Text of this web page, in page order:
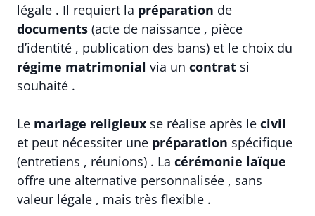
légale . Il requiert la préparation de
documents (acte de naissance , pièce
d’identité , publication des bans) et le choix du
régime matrimonial via un contrat si
souhaité .
Le mariage religieux se réalise après le civil
et peut nécessiter une préparation spécifique
(entretiens , réunions) . La cérémonie laïque
offre une alternative personnalisée , sans
valeur légale , mais très flexible .